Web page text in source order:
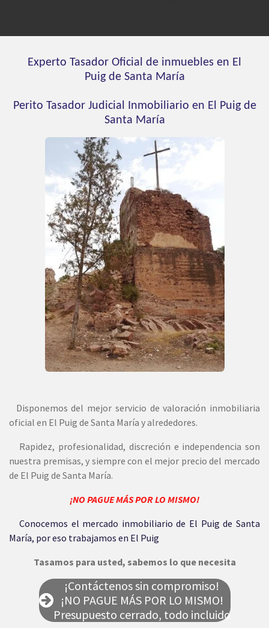
Experto Tasador Oficial de inmuebles en El
Puig de Santa María
Perito Tasador Judicial Inmobiliario en El Puig de
Santa María
Disponemos del mejor servicio de valoración inmobiliaria
oficial en El Puig de Santa María y alrededores.
Rapidez, profesionalidad, discreción e independencia son
nuestra premisas, y siempre con el mejor precio del mercado
de El Puig de Santa María.
¡NO PAGUE MÁS POR LO MISMO!
Conocemos el mercado inmobiliario de El Puig de Santa
María, por eso trabajamos en El Puig
Tasamos para usted, sabemos lo que necesita
¡Contáctenos sin compromiso!
¡NO PAGUE MÁS POR LO MISMO!
Presupuesto cerrado, todo incluido